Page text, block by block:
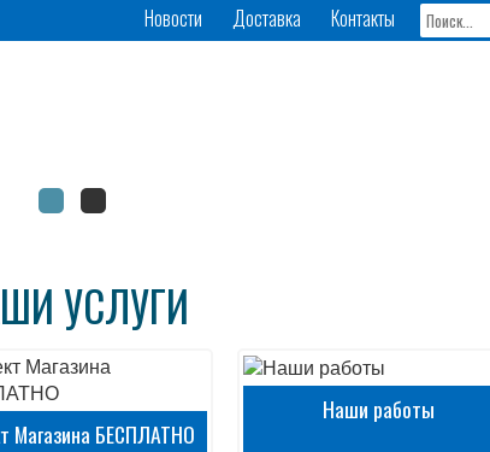
Новости Доставка Контакты
УСЛУГИ
Магазина БЕСПЛАТНО
Наши работы